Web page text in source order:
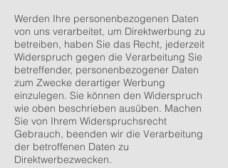
Werden Ihre personenbezogenen Daten
von uns verarbeitet, um Direktwerbung zu
betreiben, haben Sie das Recht, jederzeit
Widerspruch gegen die Verarbeitung Sie
betreffender, personenbezogener Daten
zum Zwecke derartiger Werbung
einzulegen. Sie können den Widerspruch
wie oben beschrieben ausüben. Machen
Sie von Ihrem Widerspruchsrecht
Gebrauch, beenden wir die Verarbeitung
der betroffenen Daten zu
Direktwerbezwecken.